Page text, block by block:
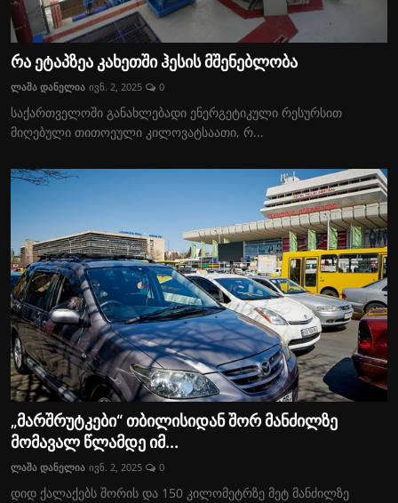
რა ეტაპზეა კახეთში ჰესის მშენებლობა
ლაშა დანელია ივნ. 2, 2025 0
საქართველოში განახლებადი ენერგეტიკული რესურსით
მიღებული თითოეული კილოვატსაათი, რ...
„მარშრუტკები“ თბილისიდან შორ მანძილზე
მომავალ წლამდე იმ...
ლაშა დანელია ივნ. 2, 2025 0
დიდ ქალაქებს შორის და 150 კილომეტრზე მეტ მანძილზე